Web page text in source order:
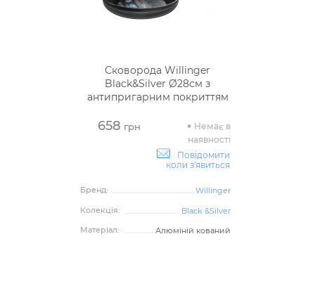
Сковорода Willinger
Black&Silver Ø28см з
антипригарним покриттям
658 грн
Немає в
наявності
Повідомити
коли з'явиться
Бренд:
Willinger
Колекція:
Black &Silver
Матеріал:
Алюміній кований